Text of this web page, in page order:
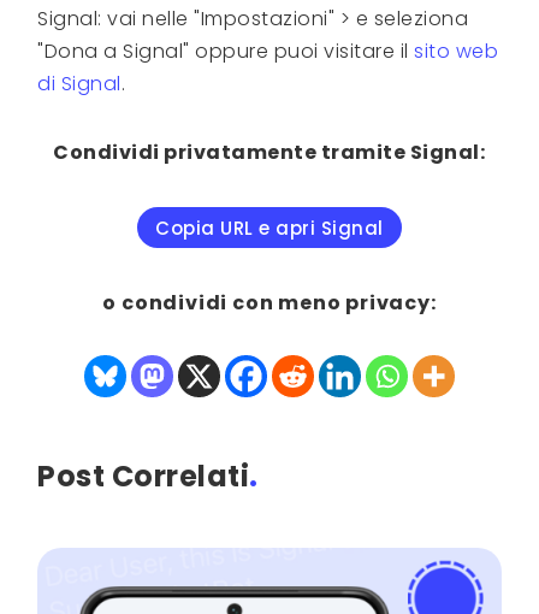
Signal: vai nelle "Impostazioni" > e seleziona
"Dona a Signal" oppure puoi visitare ilsito web
di Signal.
Condividi privatamente tramite Signal:
Copia URL e apri Signal
o condividi con meno privacy:
Post Correlati.